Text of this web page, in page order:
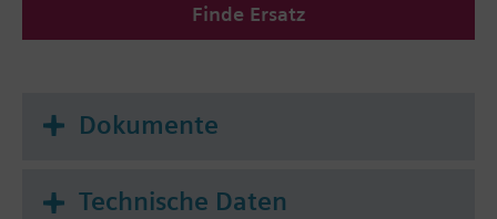
Finde Ersatz
Dokumente
Technische Daten